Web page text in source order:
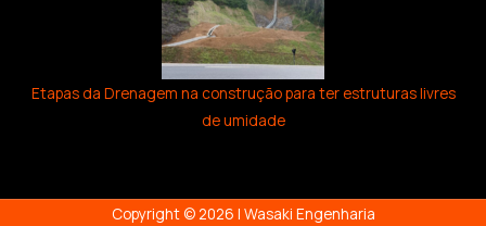
Etapas da Drenagem na construção para ter estruturas livres
de umidade
Copyright © 2026 | Wasaki Engenharia